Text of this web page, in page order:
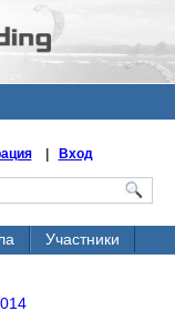
| Вход
Участники